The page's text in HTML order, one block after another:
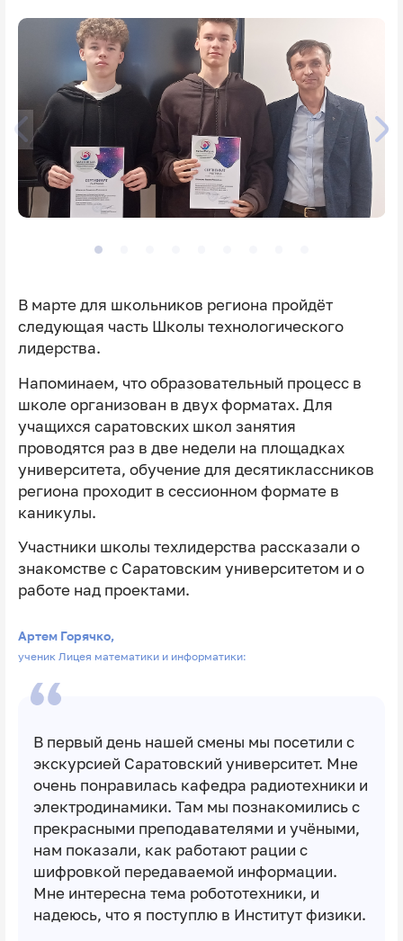
В марте для школьников региона пройдёт
следующая часть Школы технологического
лидерства.
Напоминаем, что образовательный процесс в
школе организован в двух форматах. Для
учащихся саратовских школ занятия
проводятся раз в две недели на площадках
университета, обучение для десятиклассников
региона проходит в сессионном формате в
каникулы.
Участники школы техлидерства рассказали о
знакомстве с Саратовским университетом и о
работе над проектами.
Артем Горячко,
ученик Лицея математики и информатики:
В первый день нашей смены мы посетили с
экскурсией Саратовский университет. Мне
очень понравилась кафедра радиотехники и
электродинамики. Там мы познакомились с
прекрасными преподавателями и учёными,
нам показали, как работают рации с
шифровкой передаваемой информации.
Мне интересна тема робототехники, и
надеюсь, что я поступлю в Институт физики.